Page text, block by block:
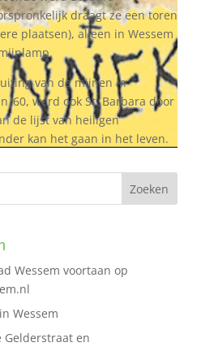
draagt ze een toren
plaatsen), alleen in Wessem
van de mijnen in
‘60, werd ook St. Barbara door
de lijst van heiligen
kan het gaan in het leven.
Wessem voortaan op
Wessem
Gelderstraat en